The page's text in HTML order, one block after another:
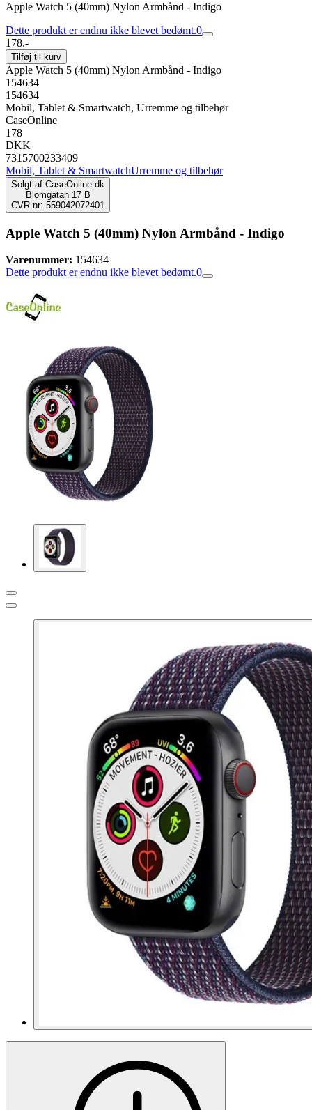
Apple Watch 5 (40mm) Nylon Armbånd - Indigo
Dette produkt er endnu ikke blevet bedømt.0
178.-
Tilføj til kurv
Apple Watch 5 (40mm) Nylon Armbånd - Indigo
154634
154634
Mobil, Tablet & Smartwatch, Urremme og tilbehør
CaseOnline
178
DKK
7315700233409
Mobil, Tablet & SmartwatchUrremme og tilbehør
Solgt af CaseOnline.dk
Blomgatan 17 B
CVR-nr: 559042072401
Apple Watch 5 (40mm) Nylon Armbånd - Indigo
Varenummer: 154634
Dette produkt er endnu ikke blevet bedømt.0